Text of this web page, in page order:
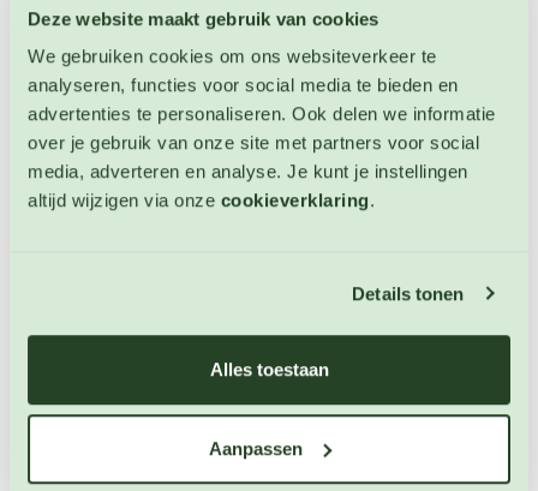
Deze website maakt gebruik van cookies
We gebruiken cookies om ons websiteverkeer te
analyseren, functies voor social media te bieden en
advertenties te personaliseren. Ook delen we informatie
over je gebruik van onze site met partners voor social
media, adverteren en analyse. Je kunt je instellingen
altijd wijzigen via onze cookieverklaring.
Details tonen
Alles toestaan
Aanpassen
Courgette Ola Redonda
Courgette zaden
Artikelnummer: BIO-4985